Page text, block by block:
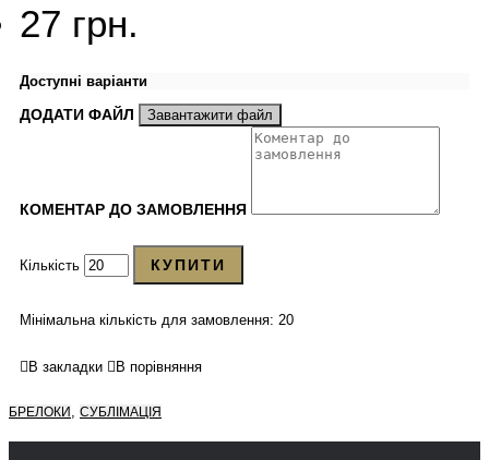
27 грн.
Доступні варіанти
ДОДАТИ ФАЙЛ Завантажити файл
КОМЕНТАР ДО ЗАМОВЛЕННЯ
Кількість КУПИТИ
Мінімальна кількість для замовлення: 20
В закладки В порівняння
БРЕЛОКИ СУБЛІМАЦІЯ